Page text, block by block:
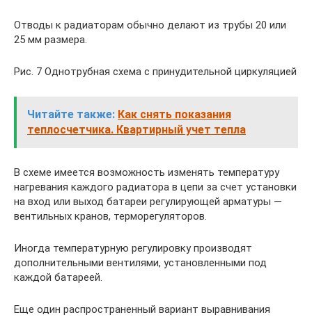
Отводы к радиаторам обычно делают из трубы 20 или
25 мм размера.
Рис. 7 Однотрубная схема с принудительной циркуляцией
Читайте также: Как снять показания
теплосчетчика. Квартирный учет тепла
В схеме имеется возможность изменять температуру
нагревания каждого радиатора в цепи за счет установки
на вход или выход батареи регулирующей арматуры —
вентильных кранов, терморегуляторов.
Иногда температурную регулировку производят
дополнительными вентилями, установленными под
каждой батареей.
Еще один распространенный вариант выравнивания